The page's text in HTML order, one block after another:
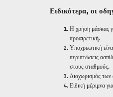
Ειδικότερα, οι
Η χρήση μάσκας
προαιρετική.
Υποχρεωτική
περιπτώσεις
στους σταθμούς.
Διαχωρισμός των
Ειδική μέριμνα